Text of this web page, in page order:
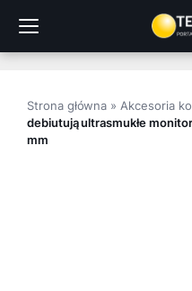
treści
Strona główna » Akcesoria
debiutują ultrasmukłe
mm